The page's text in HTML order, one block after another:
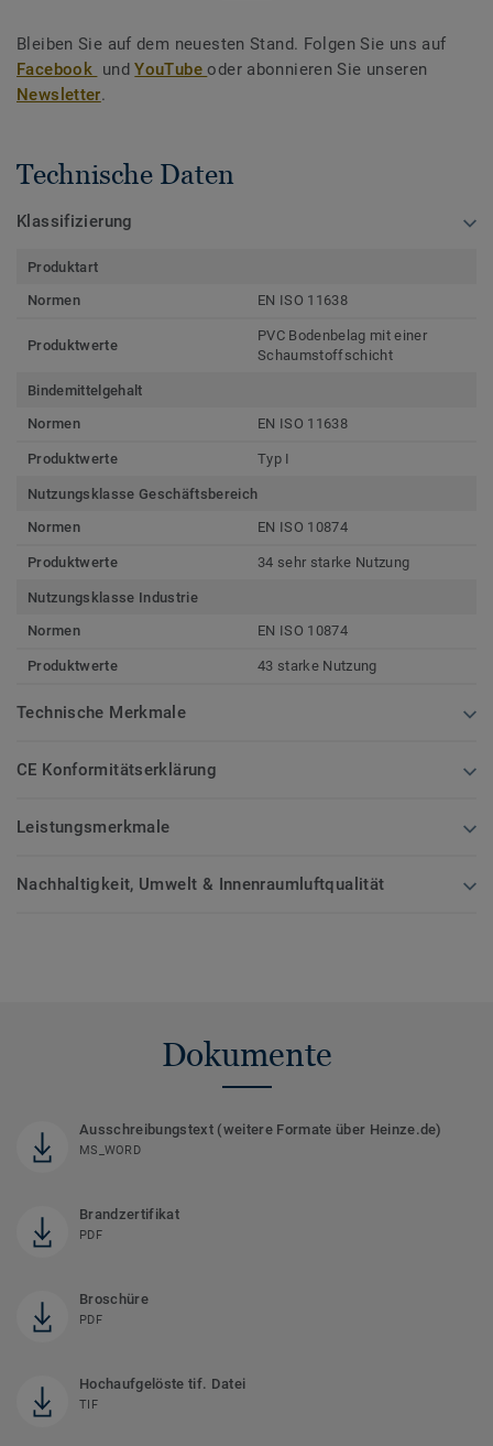
Bleiben Sie auf dem neuesten Stand. Folgen Sie uns auf
Facebook undYouTubeoder abonnieren Sie unseren
Newsletter.
Technische Daten
Klassifizierung
Produktart
Normen
EN ISO 11638
Produktwerte
PVC Bodenbelag mit einer
Schaumstoffschicht
Bindemittelgehalt
Normen
EN ISO 11638
Produktwerte Typ I
Nutzungsklasse Geschäftsbereich
Normen
EN ISO 10874
Produktwerte 34 sehr starke Nutzung
Nutzungsklasse Industrie
Normen
EN ISO 10874
Produktwerte 43 starke Nutzung
Technische Merkmale
CE Konformitätserklärung
Leistungsmerkmale
Nachhaltigkeit, Umwelt & Innenraumluftqualität
Dokumente
Ausschreibungstext (weitere Formate über Heinze.de)
MS_WORD
Brandzertifikat
PDF
Broschüre
PDF
Hochaufgelöste tif. Datei
TIF